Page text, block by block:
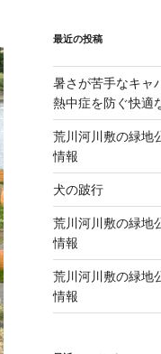
最近の投稿
暑さが苦手なキャ
熱中症を防ぐ快適
荒川河川敷の緑
情報
犬の跛行
荒川河川敷の緑
情報
荒川河川敷の緑
情報